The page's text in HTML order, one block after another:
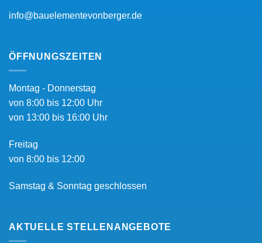
info@bauelementevonberger.de
ÖFFNUNGSZEITEN
Montag - Donnerstag
von 8:00 bis 12:00 Uhr
von 13:00 bis 16:00 Uhr
Freitag
von 8:00 bis 12:00
Samstag & Sonntag geschlossen
AKTUELLE STELLENANGEBOTE